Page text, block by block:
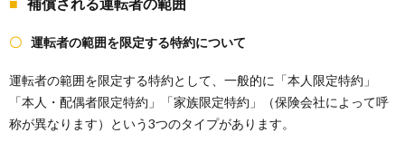
運転者の範囲を限定する特約について
運転者の範囲を限定する特約として、一般的に「本人限定特約」
「本人・配偶者限定特約」「家族限定特約」（保険会社によって呼
称が異なります）という3つのタイプがあります。